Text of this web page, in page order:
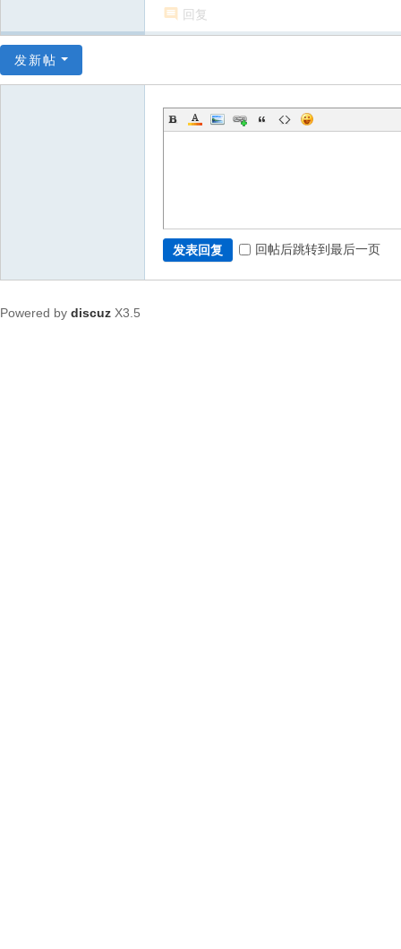
回复
发新帖
发表回复 回帖后跳转到最后一页
Powered by discuz X3.5